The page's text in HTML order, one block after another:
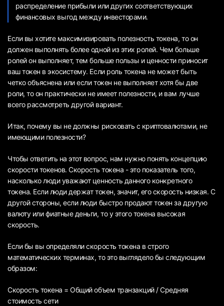
распределение прибыли или других соответствующих
финансовых выгод между инвесторами.
Если вы хотите максимизировать полезность токена, то он
должен выполнять более одной из этих ролей. Чем больше
ролей он выполняет, тем больше пользы и ценности приносит
ваш токен в экосистему. Если роль токена не может быть
четко объяснена или если токен не выполняет хотя бы две
роли, то он практически не имеет полезности, и вам лучше
всего рассмотреть другой вариант.
Итак, почему вы не должны рисковать с криптовалютами, не
имеющими полезности?
Чтобы ответить на этот вопрос, нам нужно понять концепцию
скорости токенов. Скорость токена - это показатель того,
насколько люди уважают ценность данного конкретного
токена. Если люди держат токен, значит, его скорость низкая. С
другой стороны, если люди быстро продают токен за другую
валюту или фиатные деньги, то у этого токена высокая
скорость.
Если бы вы определяли скорость токена в строго
математических терминах, то это выглядело бы следующим
образом:
Скорость токена = Общий объем транзакций / Средняя
стоимость сети